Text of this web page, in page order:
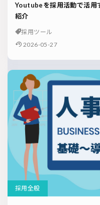
Youtubeを採用活動で活用
紹介
採用ツール
2026-05-27
採用全般